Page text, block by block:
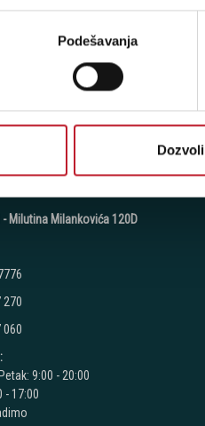
Podešavanja
067
9:00 - 20:00
- 17:00
- Milutina Milankovića 120D
270
060
9:00 - 20:00
- 17:00